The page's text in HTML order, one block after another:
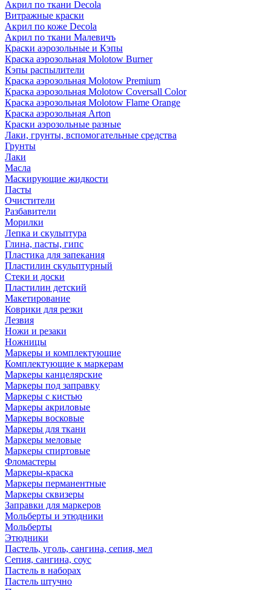
Акрил по ткани Decola
Витражные краски
Акрил по коже Decola
Акрил по ткани Малевичъ
Краски аэрозольные и Кэпы
Краска аэрозольная Molotow Burner
Кэпы распылители
Краска аэрозольная Molotow Premium
Краска аэрозольная Molotow Coversall Color
Краска аэрозольная Molotow Flame Orange
Краска аэрозольная Arton
Краски аэрозольные разные
Лаки, грунты, вспомогательные средства
Грунты
Лаки
Масла
Маскирующие жидкости
Пасты
Очистители
Разбавители
Морилки
Лепка и скульптура
Глина, пасты, гипс
Пластика для запекания
Пластилин скульптурный
Стеки и доски
Пластилин детский
Макетирование
Коврики для резки
Лезвия
Ножи и резаки
Ножницы
Маркеры и комплектующие
Комплектующие к маркерам
Маркеры канцелярские
Маркеры под заправку
Маркеры с кистью
Маркеры акриловые
Маркеры восковые
Маркеры для ткани
Маркеры меловые
Маркеры спиртовые
Фломастеры
Маркеры-краска
Маркеры перманентные
Маркеры сквизеры
Заправки для маркеров
Мольберты и этюдники
Мольберты
Этюдники
Пастель, уголь, сангина, сепия, мел
Сепия, сангина, соус
Пастель в наборах
Пастель штучно